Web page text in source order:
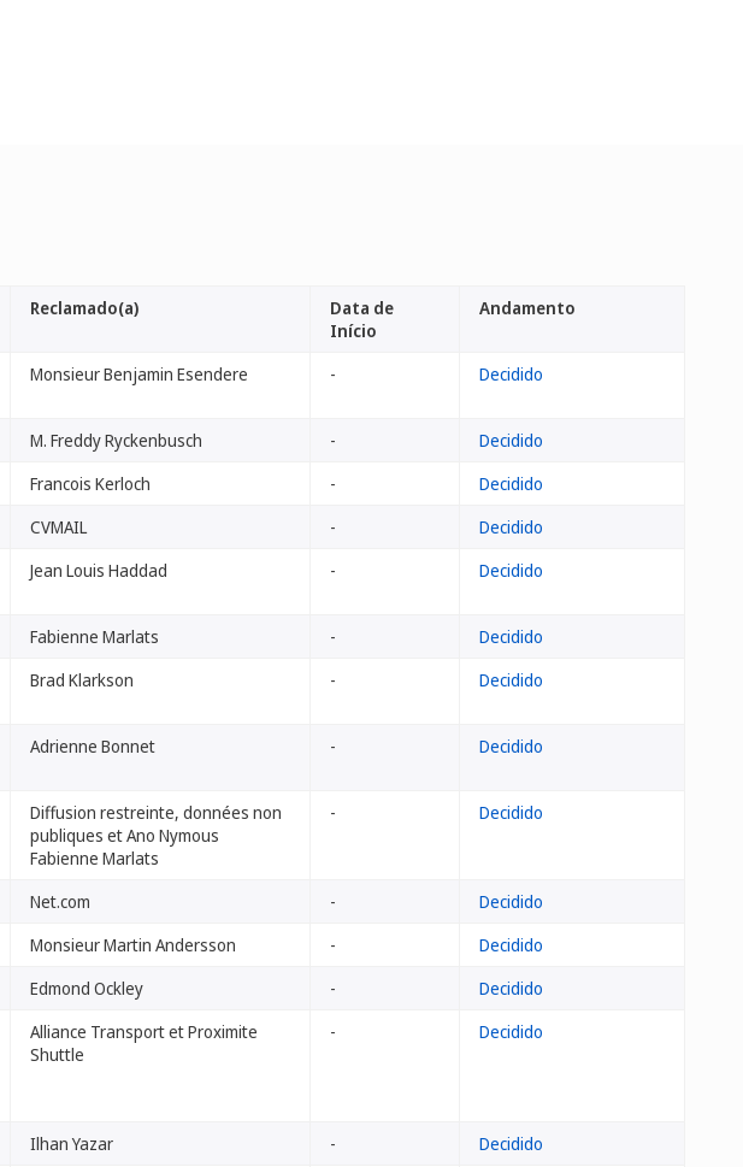
Reclamado(a)
Data de
Início
Andamento
Monsieur Benjamin Esendere - Decidido
M. Freddy Ryckenbusch -
Decidido
Francois Kerloch -
Decidido
CVMAIL -
Decidido
Jean Louis Haddad - Decidido
Fabienne Marlats -
Decidido
Brad Klarkson - Decidido
Adrienne Bonnet - Decidido
Diffusion restreinte, données non
publiques et Ano Nymous
Fabienne Marlats
- Decidido
Net.com -
Decidido
Monsieur Martin Andersson -
Decidido
Edmond Ockley -
Decidido
Alliance Transport et Proximite
Shuttle
- Decidido
Ilhan Yazar -
Decidido